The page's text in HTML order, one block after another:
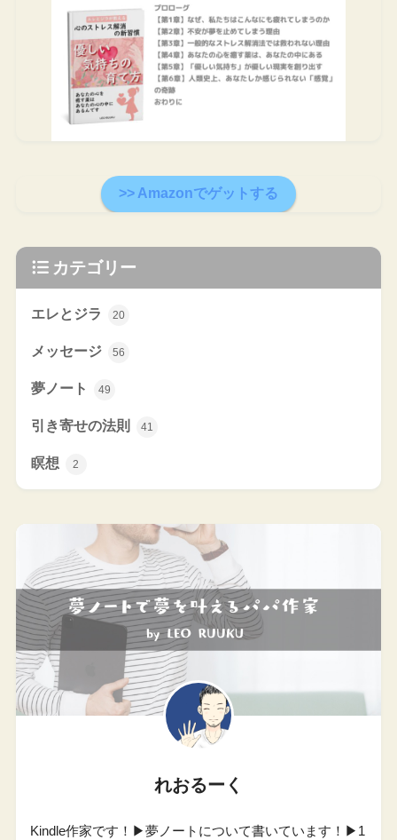
>> Amazonでゲットする
カテゴリー
エレとジラ 20
メッセージ 56
夢ノート 49
引き寄せの法則 41
瞑想 2
れおるーく
Kindle作家です！▶︎夢ノートについて書いています！▶︎1